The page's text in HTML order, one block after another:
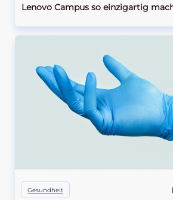
Lenovo Campus so einzigartig
Gesundheit